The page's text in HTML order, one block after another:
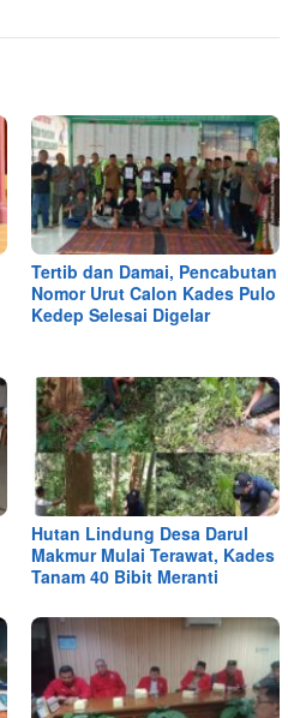
Tertib dan Damai, Pencabutan
Nomor Urut Calon Kades Pulo
Kedep Selesai Digelar
Hutan Lindung Desa Darul
Makmur Mulai Terawat, Kades
Tanam 40 Bibit Meranti